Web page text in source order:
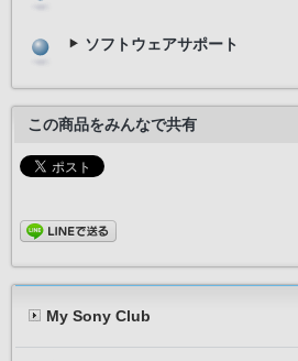
ソフトウェアサポート
この商品をみんなで共有
My Sony Club